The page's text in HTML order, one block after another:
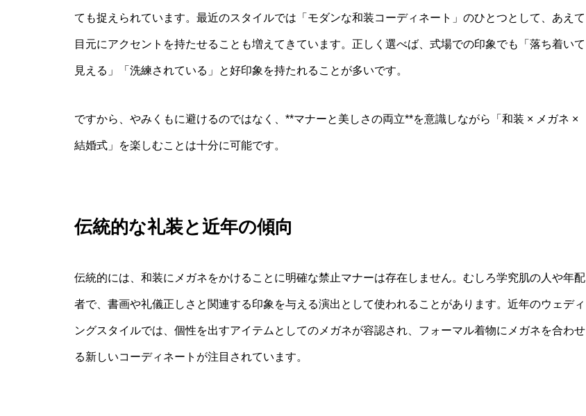
ても捉えられています。最近のスタイルでは「モダンな和装コーディネート」のひとつとして、あえて
目元にアクセントを持たせることも増えてきています。正しく選べば、式場での印象でも「落ち着いて
見える」「洗練されている」と好印象を持たれることが多いです。
ですから、やみくもに避けるのではなく、**マナーと美しさの両立**を意識しながら「和装 × メガネ ×
結婚式」を楽しむことは十分に可能です。
伝統的な礼装と近年の傾向
伝統的には、和装にメガネをかけることに明確な禁止マナーは存在しません。むしろ学究肌の人や年配
者で、書画や礼儀正しさと関連する印象を与える演出として使われることがあります。近年のウェディ
ングスタイルでは、個性を出すアイテムとしてのメガネが容認され、フォーマル着物にメガネを合わせ
る新しいコーディネートが注目されています。